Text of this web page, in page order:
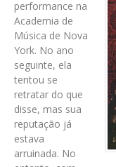
performance na
Academia de
Música de Nova
York. No ano
seguinte, ela
tentou se
retratar do que
disse, mas sua
reputação já
estava
arruinada. No